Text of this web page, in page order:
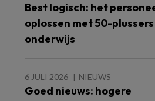
Best logisch: het
oplossen met 50-
onderwijs
6 JULI 2026 NIEUWS
Goed nieuws: hogere